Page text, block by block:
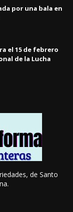
por una bala en
el 15 de febrero
de la Lucha
de Santo